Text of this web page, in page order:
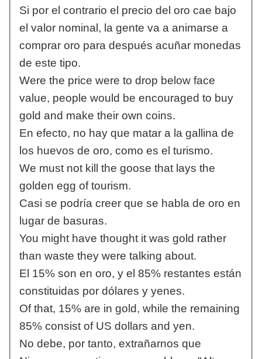
Si por el contrario el precio del oro cae bajo
el valor nominal, la gente va a animarse a
comprar oro para después acuñar monedas
de este tipo.
Were the price were to drop below face
value, people would be encouraged to buy
gold and make their own coins.
En efecto, no hay que matar a la gallina de
los huevos de oro, como es el turismo.
We must not kill the goose that lays the
golden egg of tourism.
Casi se podría creer que se habla de oro en
lugar de basuras.
You might have thought it was gold rather
than waste they were talking about.
El 15% son en oro, y el 85% restantes están
constituidas por dólares y yenes.
Of that, 15% are in gold, while the remaining
85% consist of US dollars and yen.
No debe, por tanto, extrañarnos que